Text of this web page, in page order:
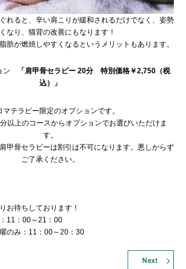
れると、辛い肩こりが緩和されるだけでなく、姿勢
なり、猫背の改善にもなります！
肪が燃焼しやすくなるというメリットもあります。
ン 「肩甲骨セラピー 20分 特別価格￥2,750 （税
込）」
テラピー限定のオプションです。
以上のコースからオプションでお選びいただけま
す。
甲骨セラピーは割引は不可になります。悪しからず
ご了承ください。
お待ちしております！
11：00～21：00
：00～20：30